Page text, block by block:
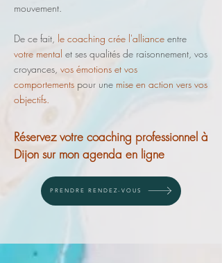
mouvement.
De ce fait, le coaching crée l'alliance entre
votre mental et ses qualités de raisonnement, vos
croyances, vos émotions et vos
comportements pour une mise en action vers vos
objectifs.
Réservez votre coaching professionnel à
Dijon sur mon agenda en ligne
PRENDRE RENDEZ-VOUS